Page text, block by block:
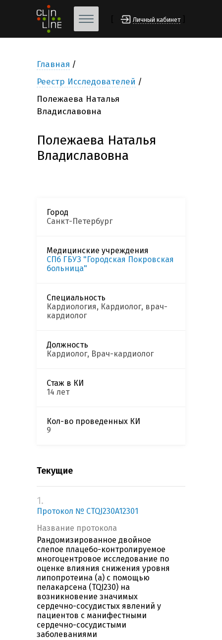
Личный кабинет
Главная
Реестр Исследователей
Полежаева Наталья
Владиславовна
Полежаева Наталья
Владиславовна
Город
Санкт-Петербург
Медицинские учреждения
СПб ГБУЗ "Городская Покровская
больница"
Специальность
Кардиология, Кардиолог, врач-
кардиолог
Должность
Кардиолог, Врач-кардиолог
Стаж в КИ
14 лет
Кол-во проведенных КИ
9
Текущие
1.
Протокол № CTQJ230A12301
Название протокола
Рандомизированное двойное
слепое плацебо-контролируемое
многоцентровое исследование по
оценке влияния снижения уровня
липопротеина (a) с помощью
пелакарсена (TQJ230) на
возникновение значимых
сердечно-сосудистых явлений у
пациентов с манифестными
сердечно-сосудистыми
заболеваниями